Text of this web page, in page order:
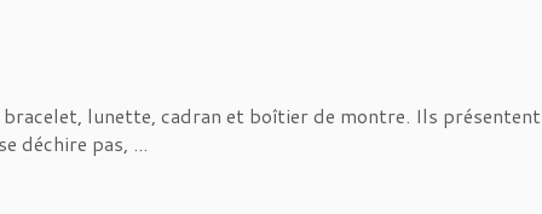
lunette, cadran et boîtier de montre. Ils
déchire pas, ...